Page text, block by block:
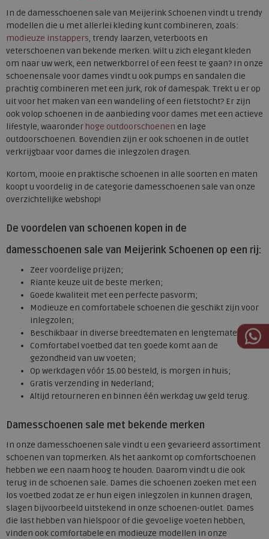
In de damesschoenen sale van Meijerink Schoenen vindt u trendy
modellen die u met allerlei kleding kunt combineren, zoals:
modieuze instappers, trendy laarzen, veterboots en
veterschoenen van bekende merken. Wilt u zich elegant kleden
om naar uw werk, een netwerkborrel of een feest te gaan? In onze
schoenensale voor dames vindt u ook pumps en sandalen die
prachtig combineren met een jurk, rok of damespak. Trekt u er op
uit voor het maken van een wandeling of een fietstocht? Er zijn
ook volop schoenen in de aanbieding voor dames met een actieve
lifestyle, waaronder hoge outdoorschoenen en lage
outdoorschoenen. Bovendien zijn er ook schoenen in de outlet
verkrijgbaar voor dames die inlegzolen dragen.
Kortom, mooie en praktische schoenen in alle soorten en maten
koopt u voordelig in de categorie damesschoenen sale van onze
overzichtelijke webshop!
De voordelen van schoenen kopen in de
damesschoenen sale van Meijerink Schoenen op een rij:
Zeer voordelige prijzen;
Riante keuze uit de beste merken;
Goede kwaliteit met een perfecte pasvorm;
Modieuze en comfortabele schoenen die geschikt zijn voor
inlegzolen;
Beschikbaar in diverse breedtematen en lengtematen;
Comfortabel voetbed dat ten goede komt aan de
gezondheid van uw voeten;
Op werkdagen vóór 15.00 besteld, is morgen in huis;
Gratis verzending in Nederland;
Altijd retourneren en binnen één werkdag uw geld terug.
Damesschoenen sale met bekende merken
In onze damesschoenen sale vindt u een gevarieerd assortiment
schoenen van topmerken. Als het aankomt op comfortschoenen
hebben we een naam hoog te houden. Daarom vindt u die ook
terug in de schoenen sale. Dames die schoenen zoeken met een
los voetbed zodat ze er hun eigen inlegzolen in kunnen dragen,
slagen bijvoorbeeld uitstekend in onze schoenen-outlet. Dames
die last hebben van hielspoor of die gevoelige voeten hebben,
vinden ook comfortabele en modieuze modellen in onze